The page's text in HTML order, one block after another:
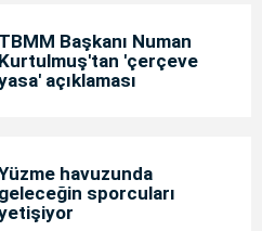
TBMM Başkanı Numan
Kurtulmuş'tan 'çerçeve
açıklaması
havuzunda
geleceğin sporcuları